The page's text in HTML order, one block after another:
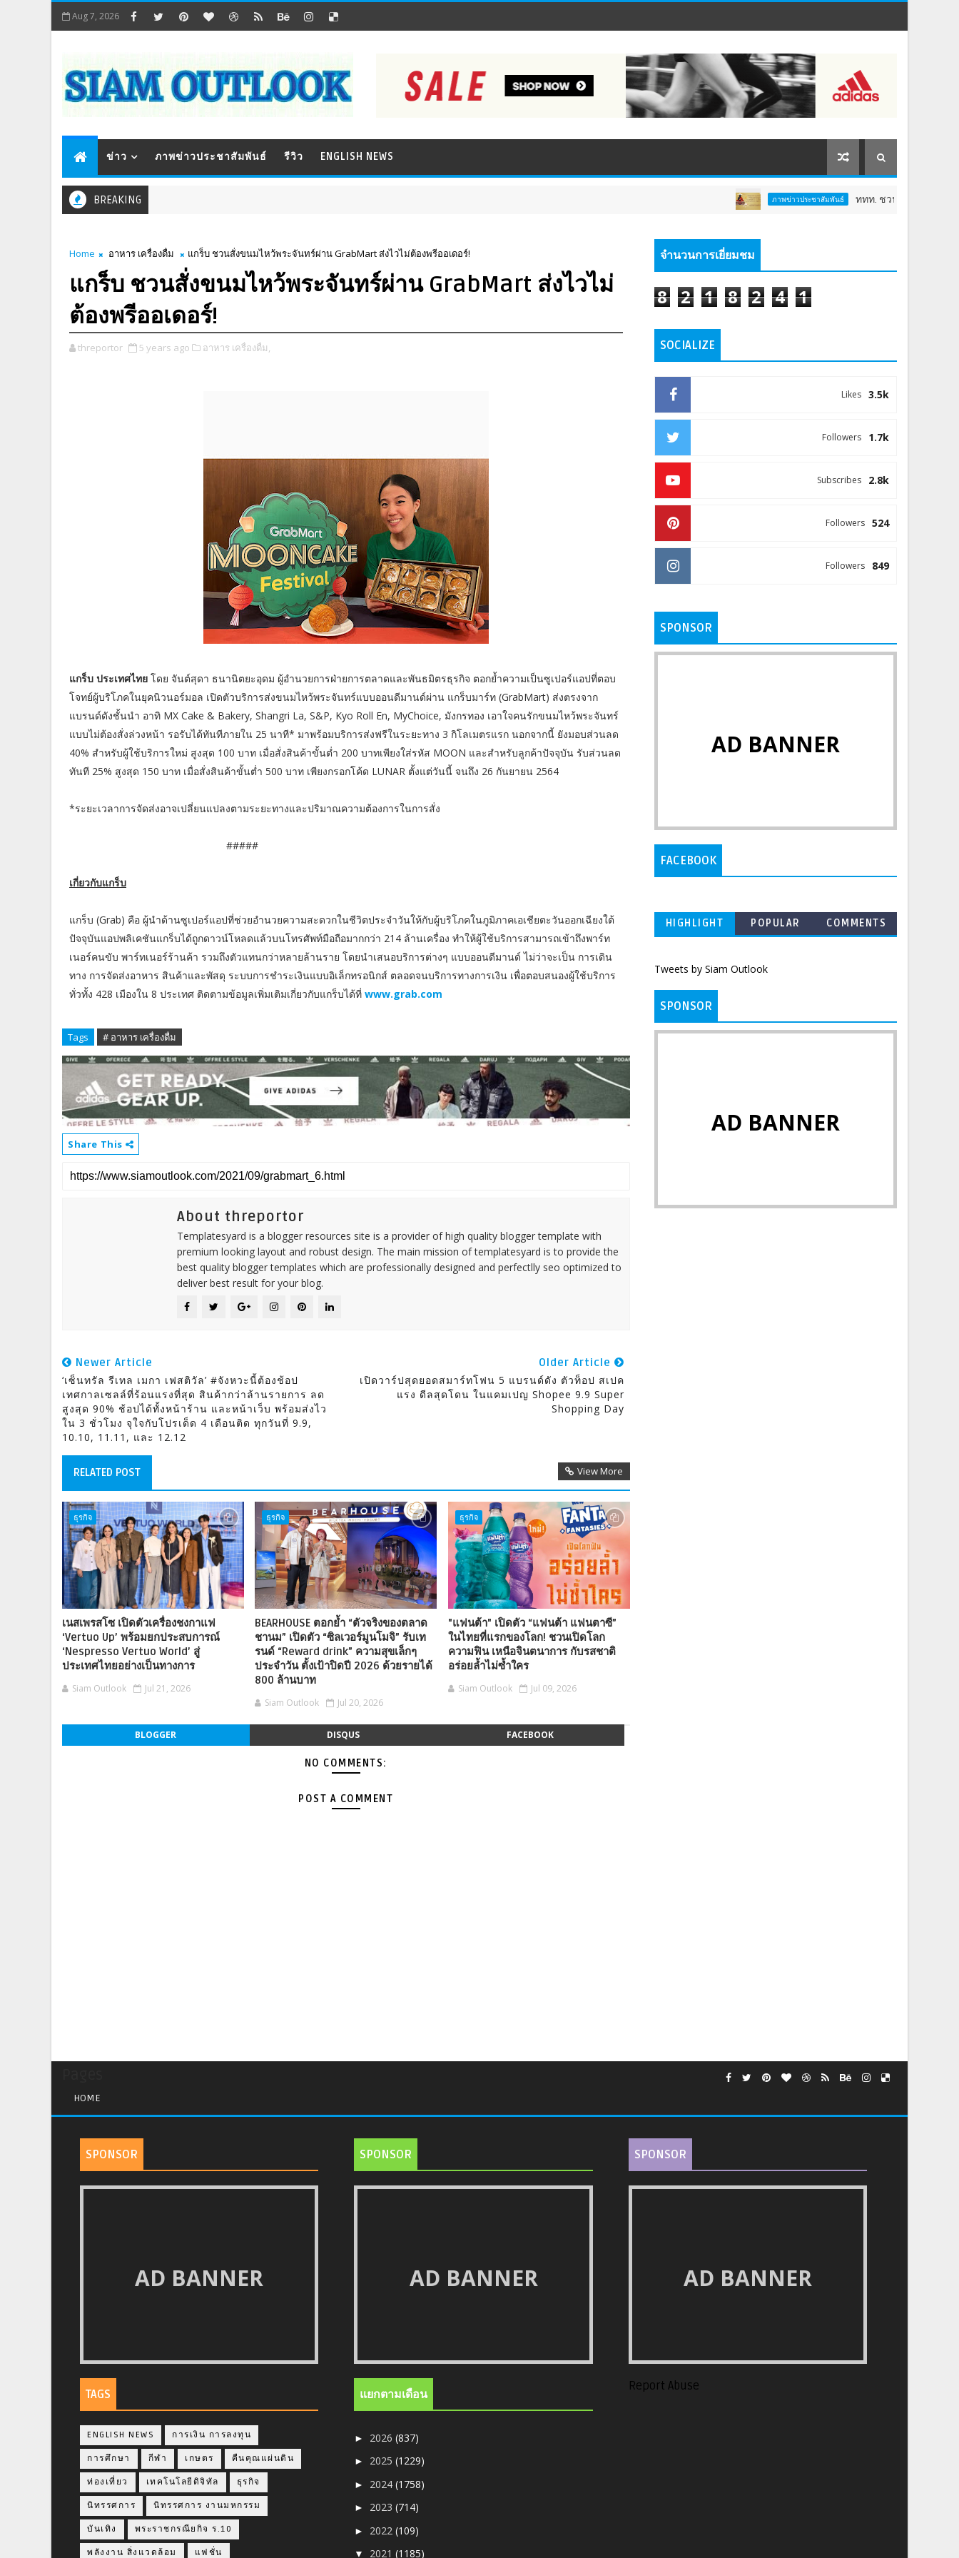
Aug 7, 2026
ข่าว ภาพข่าวประชาสัมพันธ์ รีวิว ENGLISH NEWS
BREAKING ภาพข่าวประชาสัมพันธ์ ททท. ชวนสัมผัสพลังแห่งศรัทธา
Home อาหาร เครื่องดื่ม แกร็บ ชวนสั่งขนมไหว้พระจันทร์ผ่าน GrabMart ส่งไวไม่ต้องพรีออเดอร์!
แกร็บ ชวนสั่งขนมไหว้พระจันทร์ผ่าน GrabMart ส่งไวไม่
ต้องพรีออเดอร์!
threportor 5 years ago อาหาร เครื่องดื่ม,
แกร็บ ประเทศไทย โดย จันต์สุดา ธนานิตยะอุดม ผู้อำนวยการฝ่ายการตลาดและพันธมิตรธุรกิจ ตอกย้ำความเป็นซูเปอร์แอปที่ตอบ
โจทย์ผู้บริโภคในยุคนิวนอร์มอล เปิดตัวบริการส่งขนมไหว้พระจันทร์แบบออนดีมานด์ผ่าน แกร็บมาร์ท (GrabMart) ส่งตรงจาก
แบรนด์ดังชั้นนำ อาทิ MX Cake & Bakery, Shangri La, S&P, Kyo Roll En, MyChoice, มังกรทอง เอาใจคนรักขนมไหว้พระจันทร์
แบบไม่ต้องสั่งล่วงหน้า รอรับได้ทันทีภายใน 25 นาที* มาพร้อมบริการส่งฟรีในระยะทาง 3 กิโลเมตรแรก นอกจากนี้ ยังมอบส่วนลด
40% สำหรับผู้ใช้บริการใหม่ สูงสุด 100 บาท เมื่อสั่งสินค้าขั้นต่ำ 200 บาทเพียงใส่รหัส MOON และสำหรับลูกค้าปัจจุบัน รับส่วนลด
ทันที 25% สูงสุด 150 บาท เมื่อสั่งสินค้าขั้นต่ำ 500 บาท เพียงกรอกโค้ด LUNAR ตั้งแต่วันนี้ จนถึง 26 กันยายน 2564
*ระยะเวลาการจัดส่งอาจเปลี่ยนแปลงตามระยะทางและปริมาณความต้องการในการสั่ง
#####
เกี่ยวกับแกร็บ
แกร็บ (Grab) คือ ผู้นำด้านซูเปอร์แอปที่ช่วยอำนวยความสะดวกในชีวิตประจำวันให้กับผู้บริโภคในภูมิภาคเอเชียตะวันออกเฉียงใต้
ปัจจุบันแอปพลิเคชันแกร็บได้ถูกดาวน์โหลดแล้วบนโทรศัพท์มือถือมากกว่า 214 ล้านเครื่อง ทำให้ผู้ใช้บริการสามารถเข้าถึงพาร์ท
เนอร์คนขับ พาร์ทเนอร์ร้านค้า รวมถึงตัวแทนกว่าหลายล้านราย โดยนำเสนอบริการต่างๆ แบบออนดีมานด์ ไม่ว่าจะเป็น การเดิน
ทาง การจัดส่งอาหาร สินค้าและพัสดุ ระบบการชำระเงินแบบอิเล็กทรอนิกส์ ตลอดจนบริการทางการเงิน เพื่อตอบสนองผู้ใช้บริการ
ทั่วทั้ง 428 เมืองใน 8 ประเทศ ติดตามข้อมูลเพิ่มเติมเกี่ยวกับแกร็บได้ที่ www.grab.com
Tags # อาหาร เครื่องดื่ม
Share This
About threportor
Templatesyard is a blogger resources site is a provider of high quality blogger template with
premium looking layout and robust design. The main mission of templatesyard is to provide the
best quality blogger templates which are professionally designed and perfectlly seo optimized to
deliver best result for your blog.
Newer Article
‘เซ็นทรัล รีเทล เมกา เฟสติวัล’ #จังหวะนี้ต้องช้อป
เทศกาลเซลล์ที่ร้อนแรงที่สุด สินค้ากว่าล้านรายการ ลด
สูงสุด 90% ช้อปได้ทั้งหน้าร้าน และหน้าเว็บ พร้อมส่งไว
ใน 3 ชั่วโมง จุใจกับโปรเด็ด 4 เดือนติด ทุกวันที่ 9.9,
10.10, 11.11, และ 12.12
Older Article
เปิดวาร์ปสุดยอดสมาร์ทโฟน 5 แบรนด์ดัง ตัวท็อป สเปค
แรง ดีลสุดโดน ในแคมเปญ Shopee 9.9 Super
Shopping Day
RELATED POST View More
ธุรกิจ
เนสเพรสโซ เปิดตัวเครื่องชงกาแฟ
‘Vertuo Up’ พร้อมยกประสบการณ์
‘Nespresso Vertuo World’ สู่
ประเทศไทยอย่างเป็นทางการ
Siam Outlook Jul 21, 2026
ธุรกิจ
BEARHOUSE ตอกย้ำ “ตัวจริงของตลาด
ชานม” เปิดตัว “ซิลเวอร์มูนโมจิ” รับเท
รนด์ “Reward drink” ความสุขเล็กๆ
ประจำวัน ตั้งเป้าปิดปี 2026 ด้วยรายได้
800 ล้านบาท
Siam Outlook Jul 20, 2026
ธุรกิจ
"แฟนต้า" เปิดตัว “แฟนต้า แฟนตาซี”
ในไทยที่แรกของโลก! ชวนเปิดโลก
ความฟิน เหนือจินตนาการ กับรสชาติ
อร่อยล้ำไม่ซ้ำใคร
Siam Outlook Jul 09, 2026
BLOGGER DISQUS FACEBOOK
NO COMMENTS:
POST A COMMENT
จำนวนการเยี่ยมชม
8 2 1 8 2 4 1
SOCIALIZE
3.5k
Likes
1.7k
Followers
2.8k
Subscribes
524
Followers
849
Followers
SPONSOR
AD BANNER
FACEBOOK
HIGHLIGHT POPULAR COMMENTS
Tweets by Siam Outlook
SPONSOR
AD BANNER
HOME
SPONSOR
AD BANNER
TAGS
ENGLISH NEWS การเงิน การลงทุน
การศึกษา กีฬา เกษตร คืนคุณแผ่นดิน
ท่องเที่ยว เทคโนโลยีดิจิทัล ธุรกิจ
นิทรรศการ นิทรรศการ งานมหกรรม
บันเทิง พระราชกรณียกิจ ร.10
พลังงาน สิ่งแวดล้อม แฟชั่น
SPONSOR
AD BANNER
แยกตามเดือน
► 2026(837)
► 2025(1229)
► 2024(1758)
► 2023(714)
► 2022(109)
▼ 2021(1185)
SPONSOR
AD BANNER
Report Abuse